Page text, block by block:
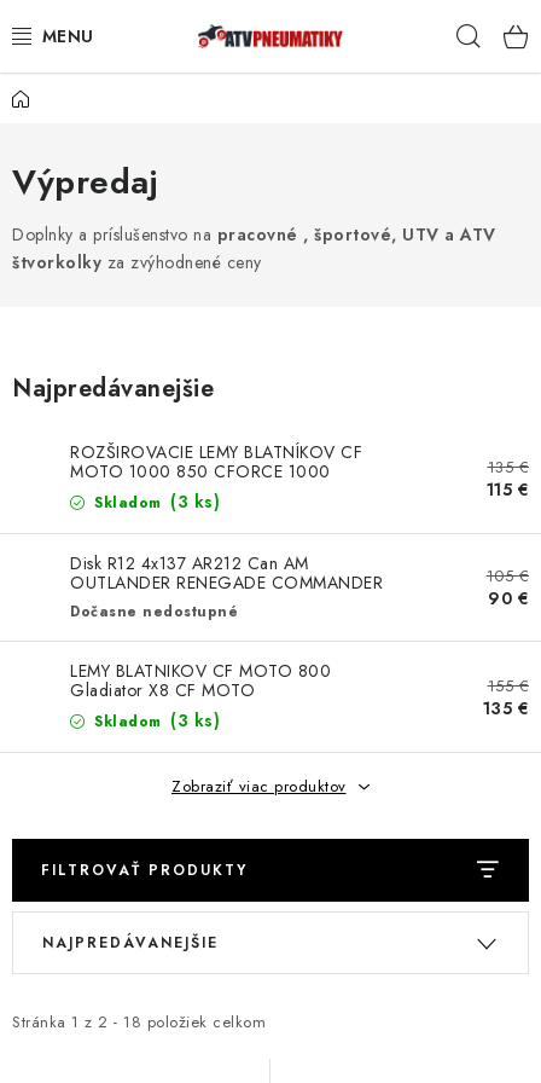
na
PNEUMATIKY
DISKY
ROZŠIROVACIE PODLOŽKY
KRYTY PODVOZKU
NAVIJAKY COME UP WARN
OLEJE MAXIMA A FILTRE
ROZŠIROVACIE PLASTY BLATNÍKOV
PRÍVESY - VOZÍKY
RADLICE NA SNEH - PLUHY
PRILBY LS2
Domov
Výpredaj
Doplnky a príslušenstvo na pracovné , športové, UTV a ATV
štvorkolky za zvýhodnené ceny
Najpredávanejšie
ROZŠIROVACIE LEMY BLATNÍKOV CF
MOTO 1000 850 CFORCE 1000
Skladom (3 ks)
135 €
115 €
Disk R12 4x137 AR212 Can AM
OUTLANDER RENEGADE COMMANDER
Dočasne nedostupné
105 €
90 €
LEMY BLATNIKOV CF MOTO 800
Gladiator X8 CF MOTO
Skladom (3 ks)
155 €
135 €
Zobraziť viac produktov
FILTROVAŤ PRODUKTY
V
i
Stránka 1 z 2 - 18 položiek celkom
R
e
NAJPREDÁVANEJŠIE